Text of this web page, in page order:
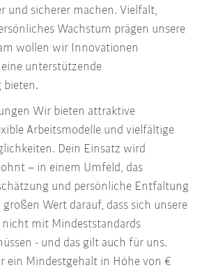
und sicherer machen. Vielfalt,
Wachstum prägen unsere
wollen wir Innovationen
unterstützende
bieten.
Wir bieten attraktive
Arbeitsmodelle und vielfältige
Dein Einsatz wird
– in einem Umfeld, das
und persönliche Entfaltung
Wert darauf, dass sich unsere
mit Mindeststandards
- und das gilt auch für uns.
ein Mindestgehalt in Höhe von €